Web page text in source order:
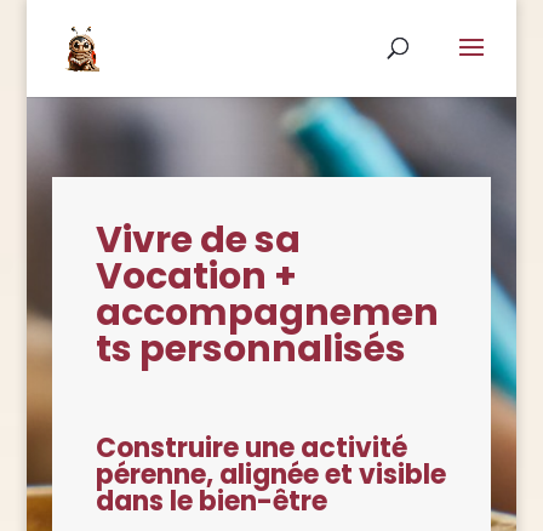
Vivre de sa
Vocation +
accompagnemen
ts personnalisés
Construire une activité
pérenne, alignée et visible
dans le bien-être